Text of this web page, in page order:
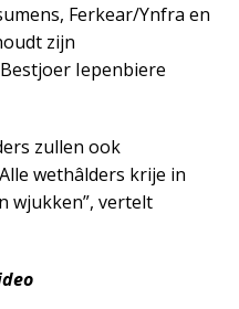
Ferkear/Ynfra en
zijn
Iepenbiere
zullen ook
wethâlders krije in
wjukken”, vertelt